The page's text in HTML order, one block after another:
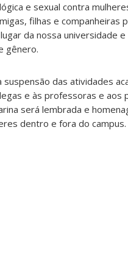
e sexual contra
filhas e companheiras
da nossa universidade
gênero.
das atividades
e às professoras e aos
será lembrada e
dentro e fora do campus.